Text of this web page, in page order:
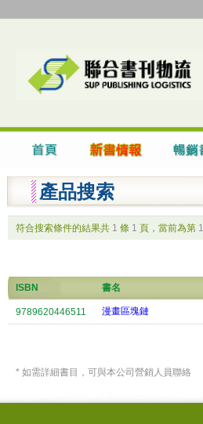
產品搜索
符合搜索條件的結果共 1 條 1 頁，當前為第 1
ISBN 書名
9789620446511 漫畫區塊鏈
* 如需詳細書目，可與本公司營銷人員聯絡